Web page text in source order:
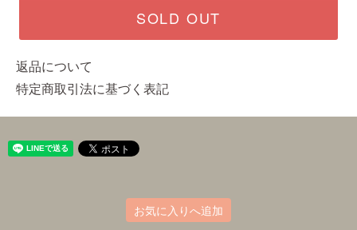
SOLD OUT
返品について
特定商取引法に基づく表記
お気に入りへ追加